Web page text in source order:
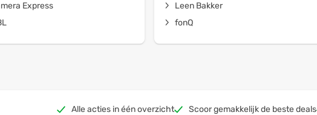
Express
Leen Bakker
fonQ
Alle acties in één overzicht Scoor gemakkelijk de beste deals